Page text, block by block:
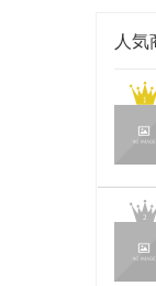
人